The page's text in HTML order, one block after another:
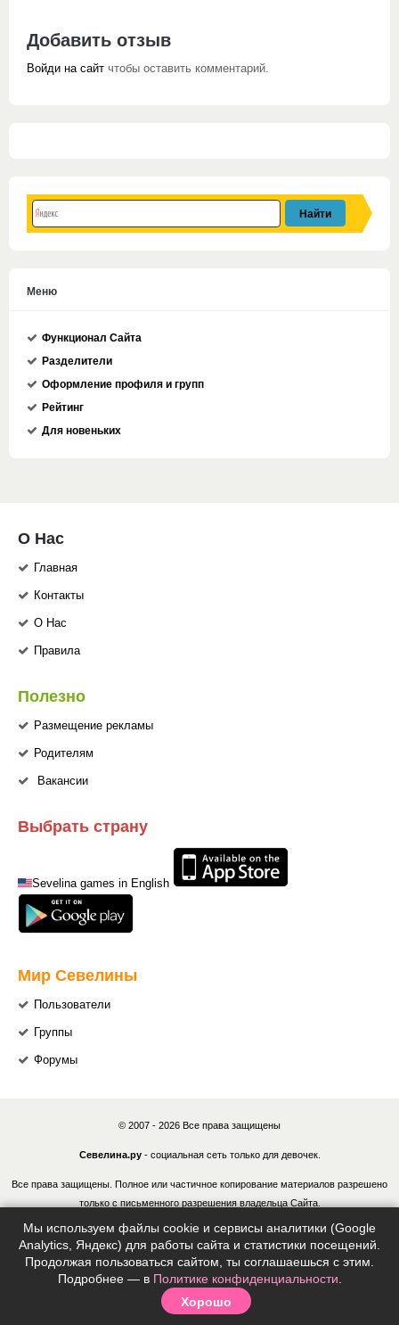
Добавить отзыв
Войди на сайт чтобы оставить комментарий.
Меню
Функционал Сайта
Разделители
Оформление профиля и групп
Рейтинг
Для новеньких
О Нас
Главная
Контакты
О Нас
Правила
Полезно
Размещение рекламы
Родителям
Вакансии
Выбрать страну
Sevelina games in English
Мир Севелины
Пользователи
Группы
Форумы
© 2007 - 2026 Все права защищены
Севелина.ру- социальная сеть только для девочек.
Все права защищены. Полное или частичное копирование материалов разрешено
только с письменного разрешения владельца Сайта.
В случае обнаружения нарушений, виновные лица могут быть привлечены к
ответственности в соответствии с действующим законодательством Российской
Федерации.
Согласие на обработку ПДн
Мы используем файлы cookie и сервисы аналитики (Google
Analytics, Яндекс) для работы сайта и статистики посещений.
Продолжая пользоваться сайтом, ты соглашаешься с этим.
Подробнее — в Политике конфиденциальности
Хорошо